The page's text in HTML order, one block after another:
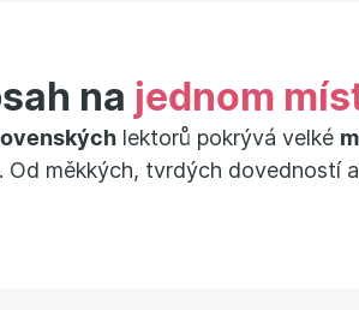
na jednom
lektorů pokrývá velké
Od měkkých, tvrdých dovedností